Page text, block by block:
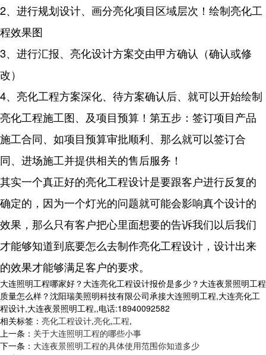
2、进行规划设计、画分亮化项目区域层次！绘制亮化工
程效果图
3、进行汇报、亮化设计方案交由甲方确认（确认或修
改）
4、亮化工程方案深化、待方案确认后、就可以开始绘制
亮化工程施工图、及项目预算！第五步：签订项目产品
施工合同、如项目预算审批顺利、那么就可以签订合
同、进场施工并提供相关的售后服务！
其实一个真正好的亮化工程设计是要跟客户进行反复的
确定的，因为一个灯光的问题就可能会影响真个设计的
效果，那么只有客户把心里面想要的告诉我们以后我们
才能够知道到底要怎么去制作亮化工程设计，设计出来
的效果才能够满足客户的要求。
大连照明工程哪家好？大连亮化工程设计报价是多少？大连夜景照明工程
质量怎么样？沈阳瑞美照明科技有限公司承接大连照明工程,大连亮化工
程设计,大连夜景照明工程,,电话:18940092582
相关标签： 亮化工程设计,亮化,工程,
上一条： 关于大连照明工程的哪些小事
下一条： 大连夜景照明工程的具体使用范围你知道多少